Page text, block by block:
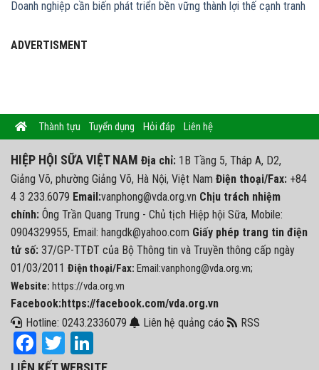
Doanh nghiệp cần biến phát triển bền vững thành lợi thế cạnh tranh
ADVERTISMENT
Thành tựu Tuyển dụng Hỏi đáp Liên hệ
HIỆP HỘI SỮA VIỆT NAM Địa chỉ: 1B Tầng 5, Tháp A, D2,
Giảng Võ, phường Giảng Võ, Hà Nội, Việt Nam Điện thoại/Fax: +84
4 3 233.6079 Email:vanphong@vda.org.vn Chịu trách nhiệm
chính: Ông Trần Quang Trung - Chủ tịch Hiệp hội Sữa, Mobile:
0904329955, Email: hangdk@yahoo.com Giấy phép trang tin điện
tử số: 37/GP-TTĐT của Bộ Thông tin và Truyền thông cấp ngày
01/03/2011 Điện thoại/Fax: Email:vanphong@vda.org.vn;
Website: https://vda.org.vn
Facebook:https://facebook.com/vda.org.vn
Hotline: 0243.2336079
Liên hệ quảng cáo RSS
Facebook
Twitter